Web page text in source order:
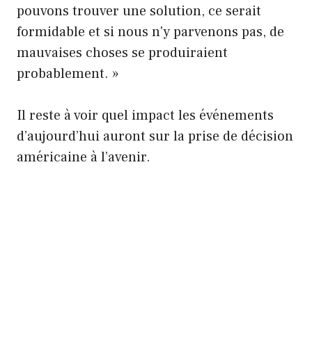
pouvons trouver une solution, ce serait
formidable et si nous n'y parvenons pas, de
mauvaises choses se produiraient
probablement. »
Il reste à voir quel impact les événements
d’aujourd’hui auront sur la prise de décision
américaine à l’avenir.